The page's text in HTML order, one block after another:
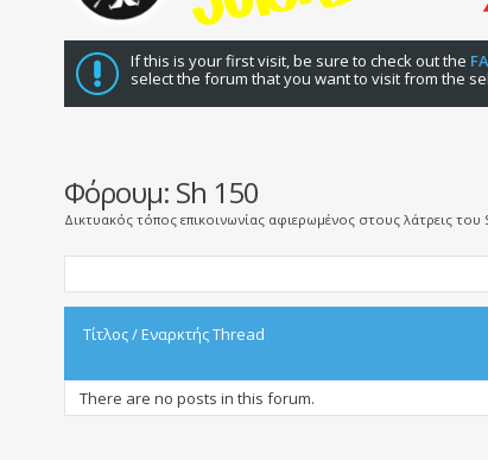
If this is your first visit, be sure to check out the
select the forum that you want to visit from the
Φόρουμ: Sh 150
Δικτυακός τόπος επικοινωνίας αφιερωμένος στους λάτρεις του
Τίτλος/Εναρκτής Thread
There are no posts in this forum.